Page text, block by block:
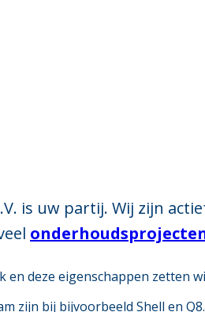
is uw partij. Wij zijn
deze eigenschappen zetten
zijn bij bijvoorbeeld Shell en